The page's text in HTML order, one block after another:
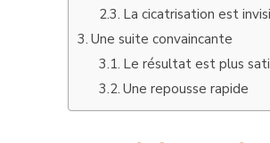
La cicatrisation est
Une suite convaincante
Le résultat est plus
Une repousse rapide